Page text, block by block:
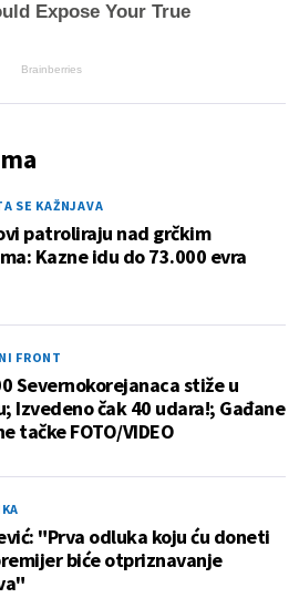
Expose Your True
Brainberries
SE KAŽNJAVA
patroliraju nad grčkim
Kazne idu do 73.000 evra
FRONT
Severnokorejanaca stiže u
Izvedeno čak 40 udara!; Gađane
tačke FOTO/VIDEO
"Prva odluka koju ću doneti
biće otpriznavanje